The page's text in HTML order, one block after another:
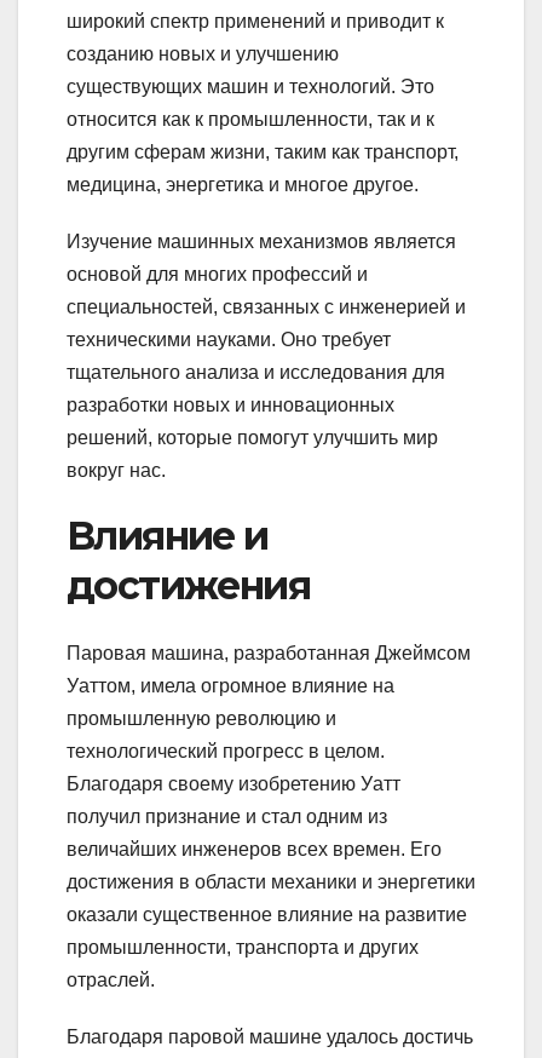
широкий спектр применений и приводит к
созданию новых и улучшению
существующих машин и технологий. Это
относится как к промышленности, так и к
другим сферам жизни, таким как транспорт,
медицина, энергетика и многое другое.
Изучение машинных механизмов является
основой для многих профессий и
специальностей, связанных с инженерией и
техническими науками. Оно требует
тщательного анализа и исследования для
разработки новых и инновационных
решений, которые помогут улучшить мир
вокруг нас.
Влияние и
достижения
Паровая машина, разработанная Джеймсом
Уаттом, имела огромное влияние на
промышленную революцию и
технологический прогресс в целом.
Благодаря своему изобретению Уатт
получил признание и стал одним из
величайших инженеров всех времен. Его
достижения в области механики и энергетики
оказали существенное влияние на развитие
промышленности, транспорта и других
отраслей.
Благодаря паровой машине удалось достичь